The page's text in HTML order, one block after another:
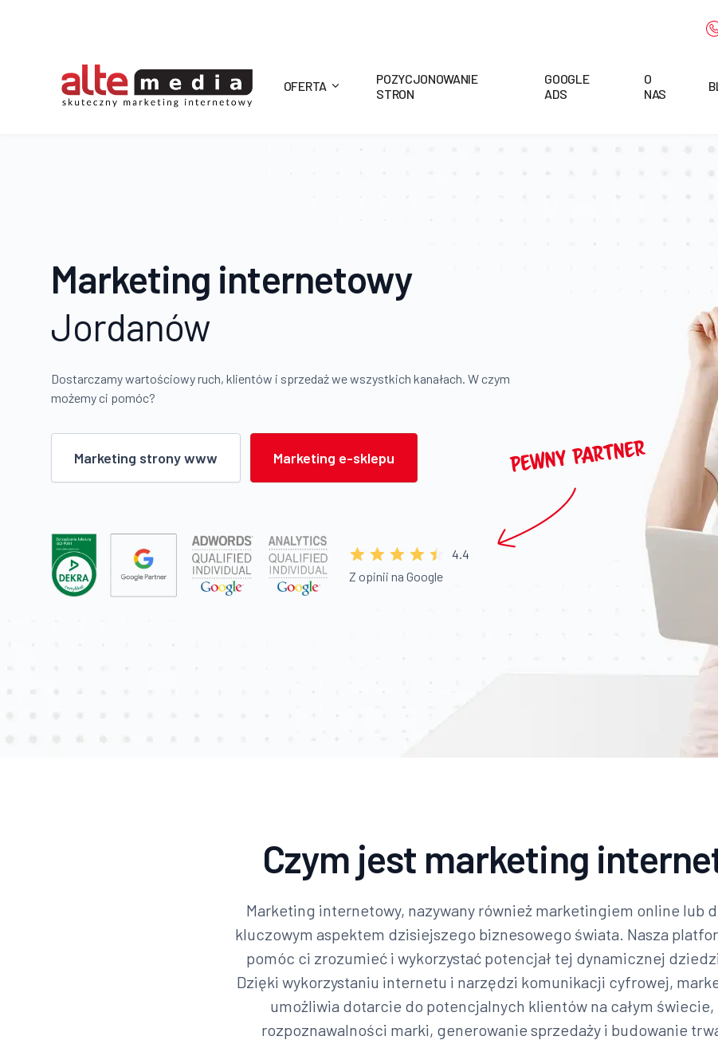
OFERTA
POZYCJONOWANIE
STRON
GOOGLE
ADS
O
NAS
Marketing internetowy
Jordanów
Dostarczamy wartościowy ruch, klientów i sprzedaż we wszystkich kanałach. W czym
możemy ci pomóc?
Marketing strony www Marketing e-sklepu
4.4
Z opinii na Google
Czym jest marketing
Marketing internetowy, nazywany również marketingiem online lub
kluczowym aspektem dzisiejszego biznesowego świata. Nasza
pomóc ci zrozumieć i wykorzystać potencjał tej dynamicznej
Dzięki wykorzystaniu internetu i narzędzi komunikacji cyfrowej,
umożliwia dotarcie do potencjalnych klientów na całym świecie,
rozpoznawalności marki, generowanie sprzedaży i budowanie